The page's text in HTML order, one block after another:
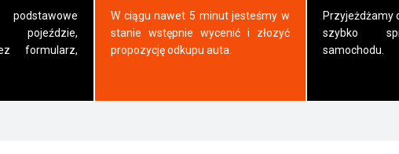
formularz,
W ciągu nawet 5 minut jesteśmy w
stanie wstępnie wycenić i złozyć
propozycję odkupu auta.
Przyjeżdżamy
szybko
samochodu.